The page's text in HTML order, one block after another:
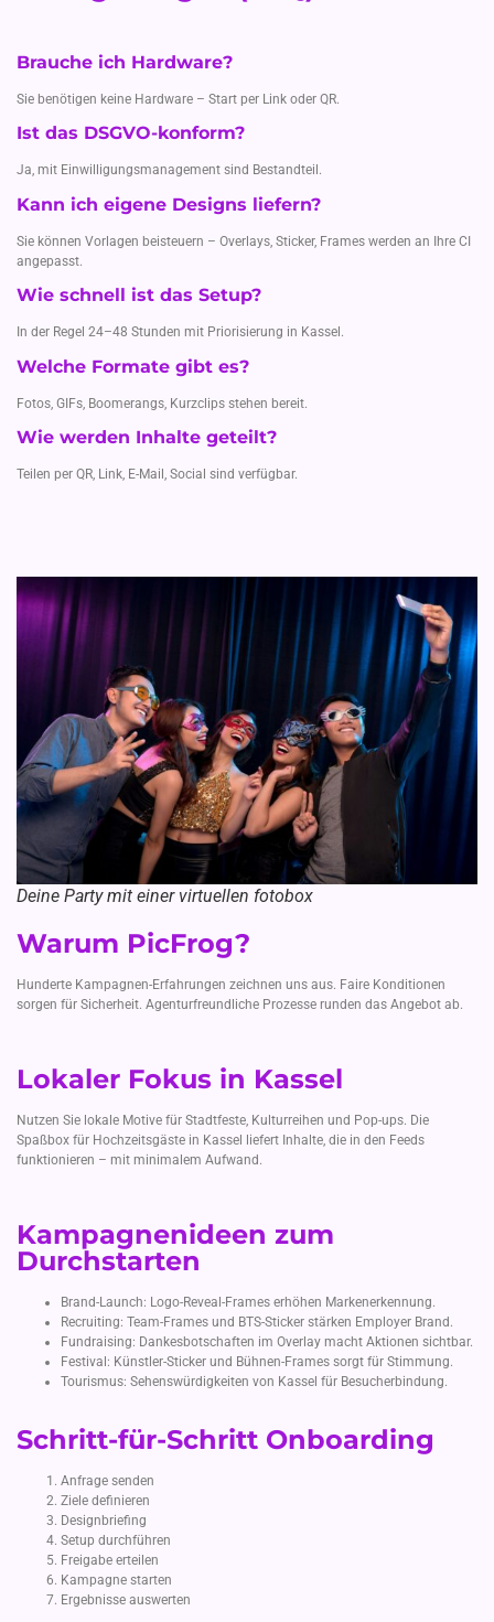
Brauche ich Hardware?
Sie benötigen keine Hardware – Start per Link oder QR.
Ist das DSGVO-konform?
Ja, mit Einwilligungsmanagement sind Bestandteil.
Kann ich eigene Designs liefern?
Sie können Vorlagen beisteuern – Overlays, Sticker, Frames werden an Ihre CI
angepasst.
Wie schnell ist das Setup?
In der Regel 24–48 Stunden mit Priorisierung in Kassel.
Welche Formate gibt es?
Fotos, GIFs, Boomerangs, Kurzclips stehen bereit.
Wie werden Inhalte geteilt?
Teilen per QR, Link, E-Mail, Social sind verfügbar.
Deine Party mit einer virtuellen fotobox
Warum PicFrog?
Hunderte Kampagnen-Erfahrungen zeichnen uns aus. Faire Konditionen
sorgen für Sicherheit. Agenturfreundliche Prozesse runden das Angebot ab.
Lokaler Fokus in Kassel
Nutzen Sie lokale Motive für Stadtfeste, Kulturreihen und Pop-ups. Die
Spaßbox für Hochzeitsgäste in Kassel liefert Inhalte, die in den Feeds
funktionieren – mit minimalem Aufwand.
Kampagnenideen zum
Durchstarten
Brand-Launch: Logo-Reveal-Frames erhöhen Markenerkennung.
Recruiting: Team-Frames und BTS-Sticker stärken Employer Brand.
Fundraising: Dankesbotschaften im Overlay macht Aktionen sichtbar.
Festival: Künstler-Sticker und Bühnen-Frames sorgt für Stimmung.
Tourismus: Sehenswürdigkeiten von Kassel für Besucherbindung.
Schritt-für-Schritt Onboarding
Anfrage senden
Ziele definieren
Designbriefing
Setup durchführen
Freigabe erteilen
Kampagne starten
Ergebnisse auswerten